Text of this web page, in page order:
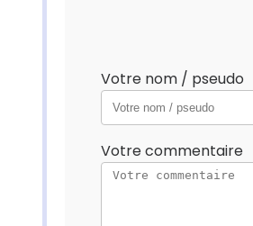
Votre nom / pseudo
Votre commentaire